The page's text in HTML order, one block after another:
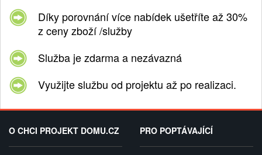
Díky porovnání více nabídek ušetříte až 30%
z ceny zboží /služby
Služba je zdarma a nezávazná
Využijte službu od projektu až po realizaci.
O CHCI PROJEKT DOMU.CZ PRO POPTÁVAJÍCÍ